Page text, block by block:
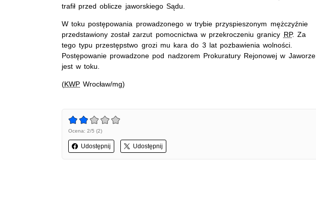
trafił przed oblicze jaworskiego Sądu.
W toku postępowania prowadzonego w trybie przyspieszonym mężczyźnie
przedstawiony został zarzut pomocnictwa w przekroczeniu granicy RP. Za
tego typu przestępstwo grozi mu kara do 3 lat pozbawienia wolności.
Postępowanie prowadzone pod nadzorem Prokuratury Rejonowej w Jaworze
jest w toku.
(KWP Wrocław/mg)
Ocena: 2/5 (2)
Udostępnij Udostępnij